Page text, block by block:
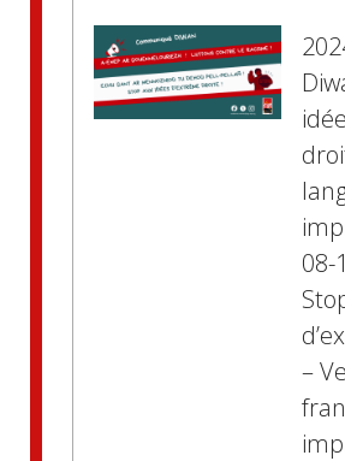
08-
–